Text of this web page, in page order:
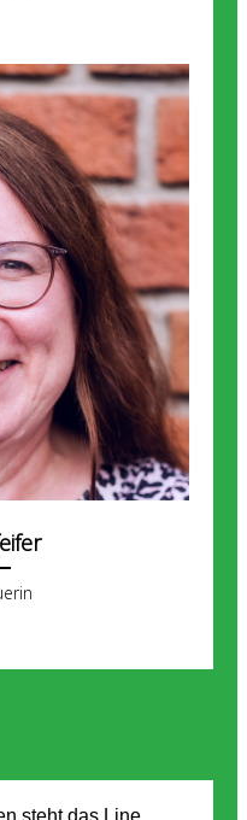
steht das Line